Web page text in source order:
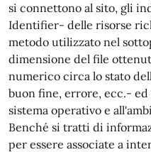
si connettono al sito, gli
Identifier- delle risorse
metodo utilizzato nel
dimensione del file
numerico circa lo stato
buon fine, errore, ecc.-
sistema operativo e
Benché si tratti di
per essere associate a